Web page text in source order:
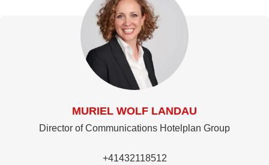
MURIEL WOLF LANDAU
Director of Communications Hotelplan Group
+41432118512